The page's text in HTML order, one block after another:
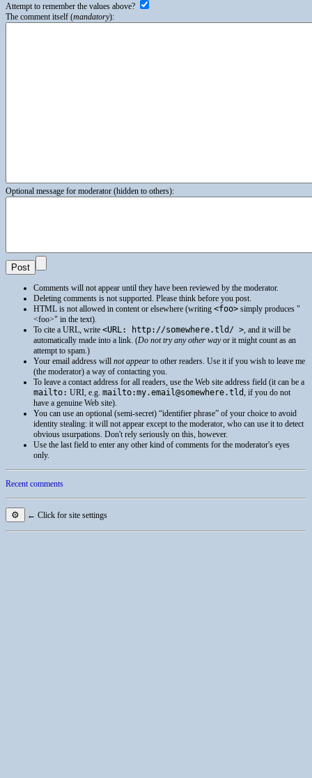
Attempt to remember the values above?
The comment itself (mandatory):
Optional message for moderator (hidden to others):
Comments will not appear until they have been reviewed by the moderator.
Deleting comments is not supported. Please think before you post.
HTML is not allowed in content or elsewhere (writing <foo> simply produces
<foo>
in the text).
To cite a URL , write <URL: http://somewhere.tld/ > , and it will be
automatically made into a link. (Do not try any other wayor it might count as an
attempt to spam.)
Your email address will not appear to other readers. Use it if you wish to leave me
(the moderator) a way of contacting you.
To leave a contact address for all readers, use the Web site address field (it can be a
mailto: URI , e.g. mailto:my.email@somewhere.tld , if you do not
have a genuine Web site).
You can use an optional (semi-secret) “identifier phrase” of your choice to avoid
identity stealing: it will not appear except to the moderator, who can use it to detect
obvious usurpations. Don't rely seriously on this, however.
Use the last field to enter any other kind of comments for the moderator's eyes
only.
Recent comments
⚙ ← Click for site settings